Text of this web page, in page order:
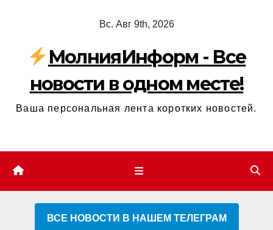
содержимому
Вс. Авг 9th, 2026
МолнияИнформ - Все
новости в одном месте!
Ваша персональная лента коротких новостей.
ВСЕ НОВОСТИ В НАШЕМ ТЕЛЕГРАМ